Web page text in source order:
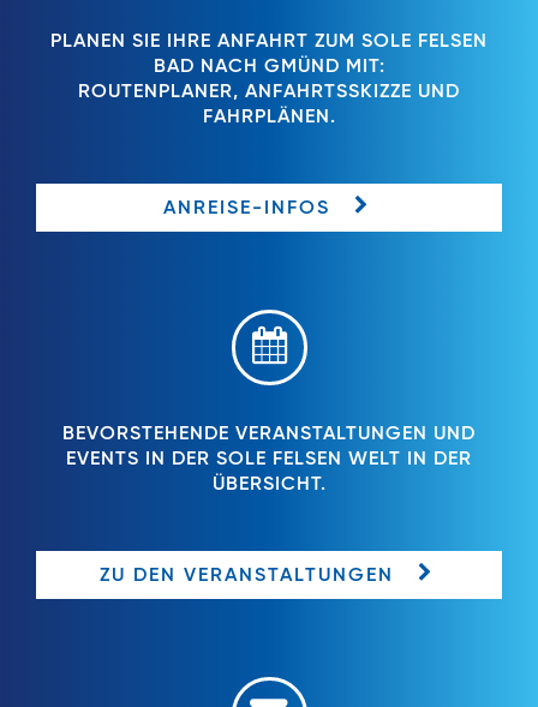
PLANEN SIE IHRE ANFAHRT ZUM SOLE FELSEN
BAD NACH GMÜND MIT:
ROUTENPLANER, ANFAHRTSSKIZZE UND
FAHRPLÄNEN.
ANREISE-INFOS
BEVORSTEHENDE VERANSTALTUNGEN UND
EVENTS IN DER SOLE FELSEN WELT IN DER
ÜBERSICHT.
ZU DEN VERANSTALTUNGEN